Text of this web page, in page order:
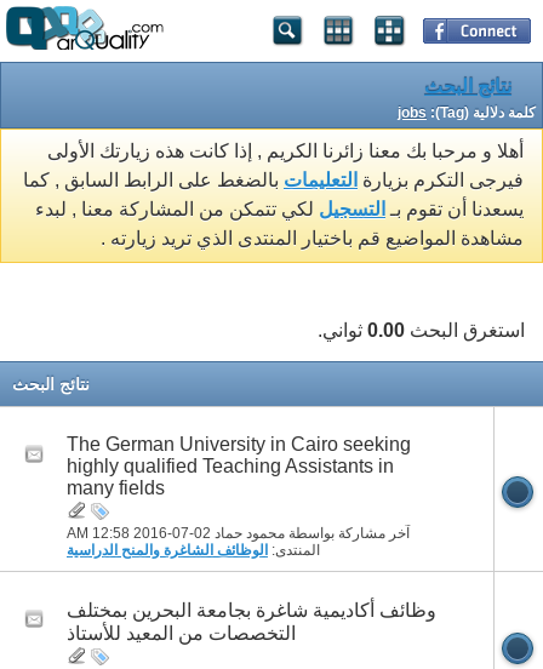
نتائج البحث
كلمة دلالية (Tag): jobs
أهلا و مرحبا بك معنا زائرنا الكريم , إذا كانت هذه زيارتك الأولى
فيرجى التكرم بزيارة التعليمات بالضغط على الرابط السابق , كما
يسعدنا أن تقوم بـ التسجيل لكي تتمكن من المشاركة معنا , لبدء
مشاهدة المواضيع قم باختيار المنتدى الذي تريد زيارته .
استغرق البحث 0.00 ثواني.
نتائج البحث
The German University in Cairo seeking
highly qualified Teaching Assistants in
many fields
آخر مشاركة بواسطة محمود حماد 02-07-2016
12:58 AM
المنتدى: الوظائف الشاغرة والمنح الدراسية
وظائف أكاديمية شاغرة بجامعة البحرين بمختلف
التخصصات من المعيد للأستاذ